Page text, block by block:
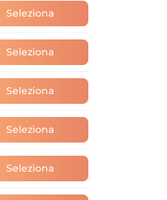
Seleziona
Seleziona
Seleziona
Seleziona
Seleziona